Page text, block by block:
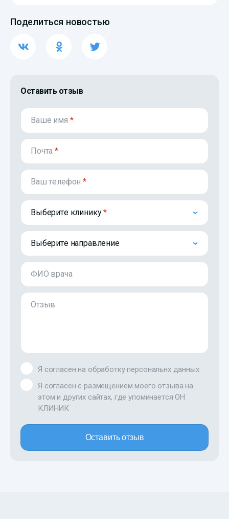
Поделиться новостью
Оставить отзыв
Ваше имя *
Почта*
Ваш телефон*
Выберите клинику
Выберите направление
ФИО врача
Отзыв
Я согласен на обработку персональнх данных
Я согласен с размещением моего отзыва на
этом и других сайтах, где упоминается ОН
КЛИНИК
Оставить отзыв